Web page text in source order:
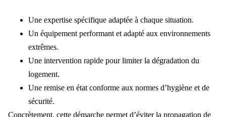
Une expertise spécifique adaptée à chaque situation.
Un équipement performant et adapté aux environnements
extrêmes.
Une intervention rapide pour limiter la dégradation du
logement.
Une remise en état conforme aux normes d’hygiène et de
sécurité.
Concrètement, cette démarche permet d’éviter la propagation de